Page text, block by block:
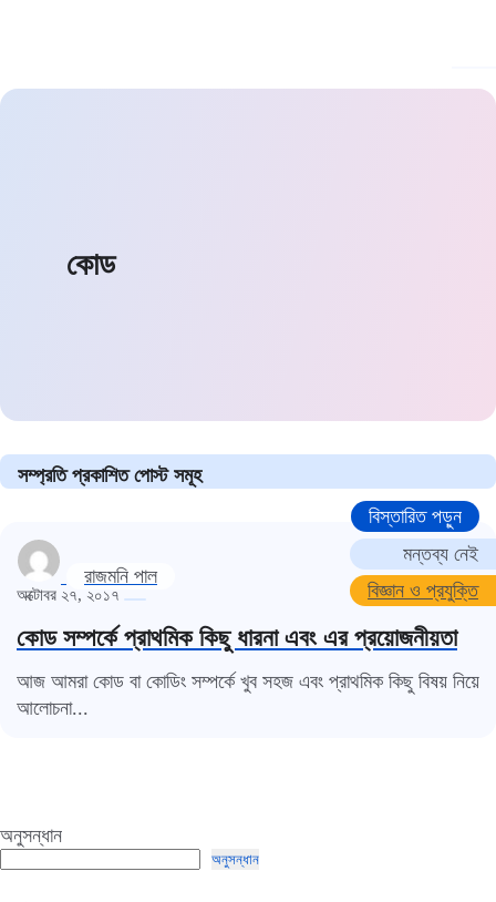
কোড
সম্প্রতি প্রকাশিত পোস্ট সমূহ
রাজমনি পাল
মন্তব্য নেই
বিজ্ঞান ও প্রযুক্তি
বিস্তারিত পড়ুন
অক্টোবর ২৭, ২০১৭
কোড সম্পর্কে প্রাথমিক কিছু ধারনা এবং এর প্রয়োজনীয়তা
আজ আমরা কোড বা কোডিং সম্পর্কে খুব সহজ এবং প্রাথমিক কিছু বিষয় নিয়ে
আলোচনা...
অনুসন্ধান
অনুসন্ধান